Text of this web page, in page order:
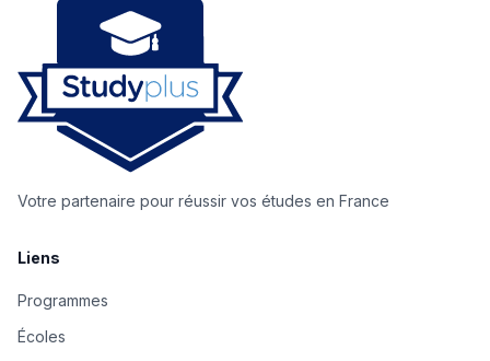
Votre partenaire pour réussir vos études en France
Liens
Programmes
Écoles